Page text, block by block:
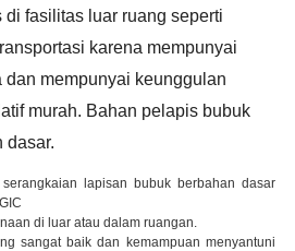
fasilitas luar ruang seperti
karena mempunyai
dan mempunyai keunggulan
murah. Bahan pelapis bubuk
dasar.
serangkaian lapisan bubuk berbahan dasar
di luar atau dalam ruangan.
sangat baik dan kemampuan menyantuni